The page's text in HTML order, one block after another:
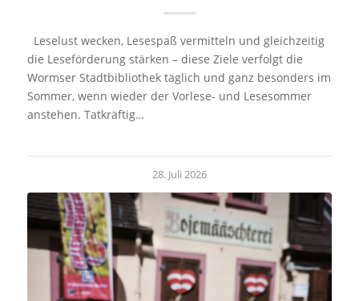
Leselust wecken, Lesespaß vermitteln und gleichzeitig
die Leseförderung stärken – diese Ziele verfolgt die
Wormser Stadtbibliothek täglich und ganz besonders im
Sommer, wenn wieder der Vorlese- und Lesesommer
anstehen. Tatkräftig…
28. Juli 2026